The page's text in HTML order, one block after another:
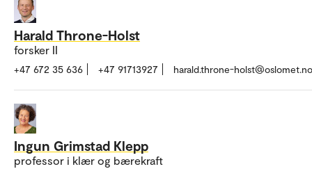
Harald Throne-Holst
forsker II
+47 672 35 636 +47 91713927 harald.throne-holst@oslomet.no
Ingun Grimstad Klepp
professor i klær og bærekraft